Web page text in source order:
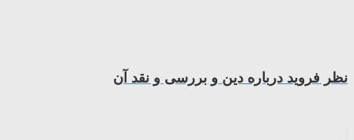
نظر فرويد درباره دين و بررسى و نقد آن